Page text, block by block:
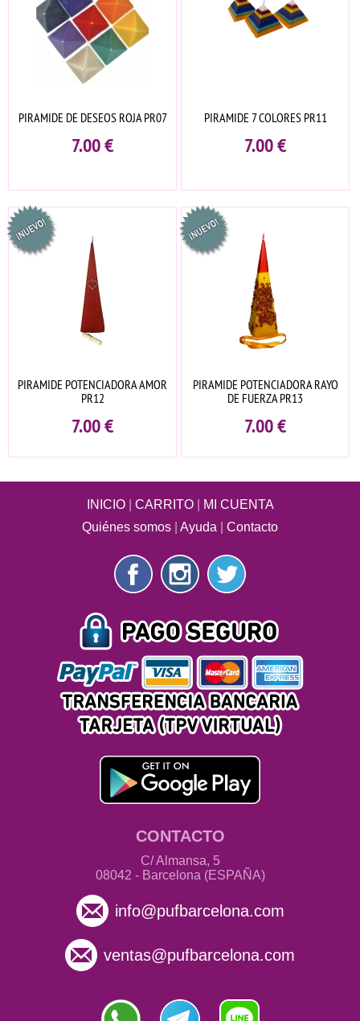
PIRAMIDE DE DESEOS ROJA PR07
7.00€
PIRAMIDE 7 COLORES PR11
7.00€
PIRAMIDE POTENCIADORA AMOR
PR12
7.00€
PIRAMIDE POTENCIADORA RAYO
DE FUERZA PR13
7.00€
INICIO| CARRITO|
MI CUENTA
Quiénes somos
Ayuda Contacto
CONTACTO
C/ Almansa, 5
08042 - Barcelona (ESPAÑA)
info@pufbarcelona.com
ventas@pufbarcelona.com